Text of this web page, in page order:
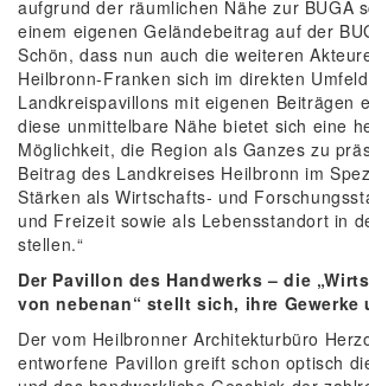
aufgrund der räumlichen Nähe zur BUGA
einem eigenen Geländebeitrag auf der
Schön, dass nun auch die weiteren
Heilbronn-Franken sich im direkten
Landkreispavillons mit eigenen Beiträgen
diese unmittelbare Nähe bietet sich eine
Möglichkeit, die Region als Ganzes zu
Beitrag des Landkreises Heilbronn im
Stärken als Wirtschafts- und
und Freizeit sowie als Lebensstandort in
stellen.“
Der Pavillon des Handwerks – die
von nebenan“ stellt sich, ihre Gewerke
Der vom Heilbronner Architekturbüro
entworfene Pavillon greift schon optisch